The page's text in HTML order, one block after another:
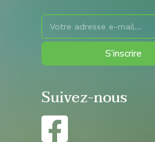
S’inscrire
Suivez-nous